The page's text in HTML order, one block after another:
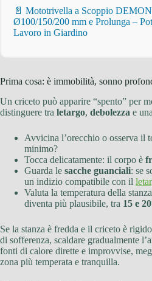
📄 Mototrivella a Scoppio
Ø100/150/200 mm e Prolunga –
Lavoro in Giardino
Prima cosa: è immobilità, sonno
Un criceto può apparire “spento” per
distinguere tra letargo, debolezza e
Avvicina l’orecchio o osserva il
minimo?
Tocca delicatamente: il corpo è
Guarda le sacche guanciali: se
un indizio compatibile con il
Valuta la temperatura della
diventa più plausibile, tra 15 e
Se la stanza è fredda e il criceto è
di sofferenza, scaldare gradualmente
fonti di calore dirette e improvvise,
zona più temperata e tranquilla.